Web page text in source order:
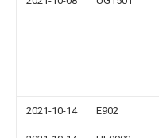
2021-10-14 E902